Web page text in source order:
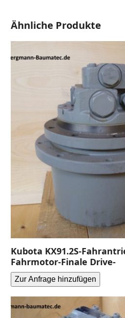
Drive-
Menge
Ähnliche Produkte
Kubota KX91.2S-
Fahrmotor-Finale Drive-
Zur Anfrage hinzufügen